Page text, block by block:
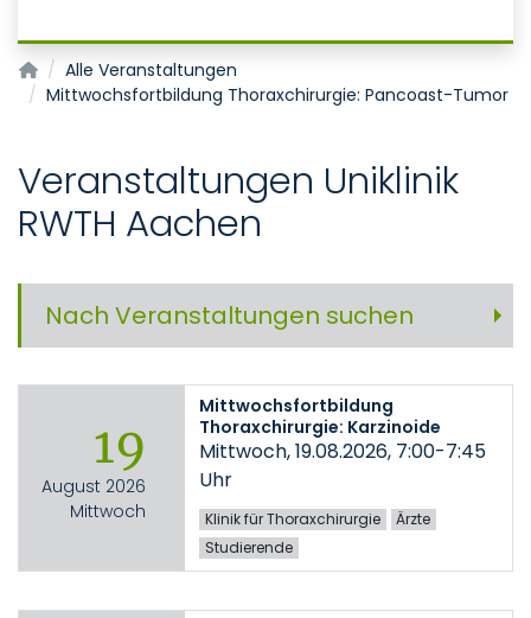
Klinik für Thoraxchirurgie
Alle Veranstaltungen
Mittwochsfortbildung Thoraxchirurgie: Pancoast-Tumor
Veranstaltungen Uniklinik
RWTH Aachen
Nach Veranstaltungen suchen
19
August 2026
Mittwoch
Mittwochsfortbildung
Thoraxchirurgie: Karzinoide
Mittwoch, 19.08.2026, 7:00-7:45
Uhr
Klinik für Thoraxchirurgie
Ärzte
Studierende